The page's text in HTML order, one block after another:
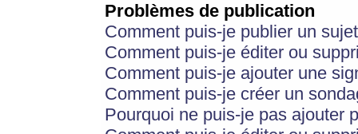
Problèmes de publication
Comment puis-je publier un
Comment puis-je éditer ou
Comment puis-je ajouter une
Comment puis-je créer un
Pourquoi ne puis-je pas ajouter